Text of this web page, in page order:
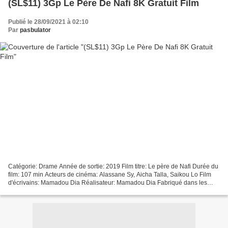
(SL$11) 3Gp Le Père De Nafi 8K Gratuit Film
Publié le 28/09/2021 à 02:10
Par pasbulator
Catégorie: Drame Année de sortie: 2019 Film titre: Le père de Nafi Durée du
film: 107 min Acteurs de cinéma: Alassane Sy, Aicha Talla, Saikou Lo Film
d'écrivains: Mamadou Dia Réalisateur: Mamadou Dia Fabriqué dans les